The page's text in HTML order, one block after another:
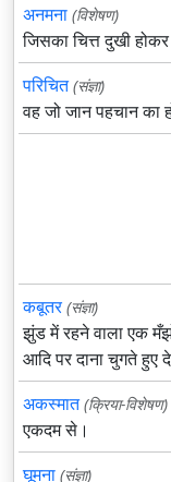
अनमना (विशेषण)
जिसका चित्त दुखी
परिचित (संज्ञा)
वह जो जान पहचान का
कबूतर (संज्ञा)
झुंड में रहने वाला एक
आदि पर दाना चुगते हुए
अकस्मात (क्रिया-विशेषण)
एकदम से।
घूमना (संज्ञा)